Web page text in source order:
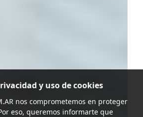
y uso de cookies
nos comprometemos en proteger
eso, queremos informarte que